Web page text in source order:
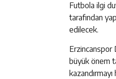
Futbola ilgi
tarafından
edilecek.
Erzincanspor
büyük önem